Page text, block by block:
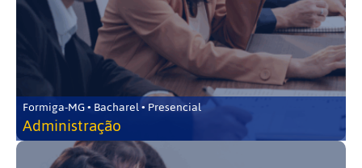
Formiga-MG • Bacharel • Presencial
Administração